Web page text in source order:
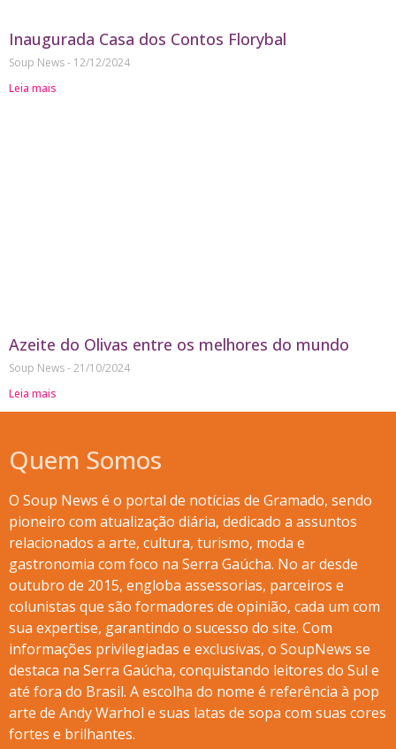
Inaugurada Casa dos Contos Florybal
Soup News
12/12/2024
Leia mais
Azeite do Olivas entre os melhores do mundo
Soup News 21/10/2024
Leia mais
Quem Somos
O Soup News é o portal de notícias de Gramado, sendo
pioneiro com atualização diária, dedicado a assuntos
relacionados a arte, cultura, turismo, moda e
gastronomia com foco na Serra Gaúcha. No ar desde
outubro de 2015, engloba assessorias, parceiros e
colunistas que são formadores de opinião, cada um com
sua expertise, garantindo o sucesso do site. Com
informações privilegiadas e exclusivas, o SoupNews se
destaca na Serra Gaúcha, conquistando leitores do Sul e
até fora do Brasil. A escolha do nome é referência à pop
arte de Andy Warhol e suas latas de sopa com suas cores
fortes e brilhantes.